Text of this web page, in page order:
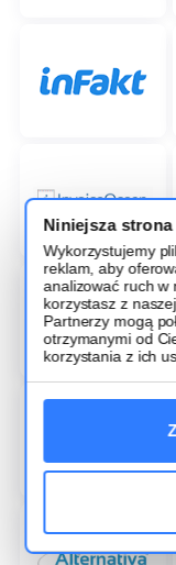
Niniejsza
Wykorzystujemy
reklam, aby
analizować ruch w
korzystasz z
Partnerzy mogą
otrzymanymi od
korzystania z ich